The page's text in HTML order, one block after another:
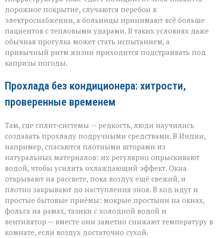
дорожное покрытие, случаются перебои в
электроснабжении, а больницы принимают всё больше
пациентов с тепловыми ударами. В таких условиях даже
обычная прогулка может стать испытанием, а
привычный ритм жизни приходится подстраивать под
капризы погоды.
Прохлада без кондиционера: хитрости,
проверенные временем
Там, где сплит‑системы — редкость, люди научились
создавать прохладу подручными средствами. В Индии,
например, спасаются плотными шторами из
натуральных материалов: их регулярно опрыскивают
водой, чтобы усилить охлаждающий эффект. Окна
открывают на рассвете, пока воздух ещё свежий, и
плотно закрывают до наступления зноя. В ход идут и
простые бытовые приёмы: мокрые простыни на окнах,
фольга на рамах, тазики с холодной водой и
вентилятор — вместе они заметно снижают температуру в
комнате, если воздух достаточно сухой.